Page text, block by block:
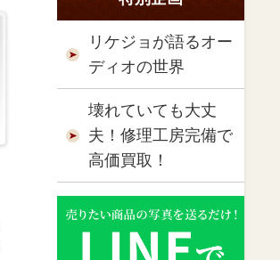
リケジョが語るオー
ディオの世界
壊れていても大丈
夫！修理工房完備で
高価買取！